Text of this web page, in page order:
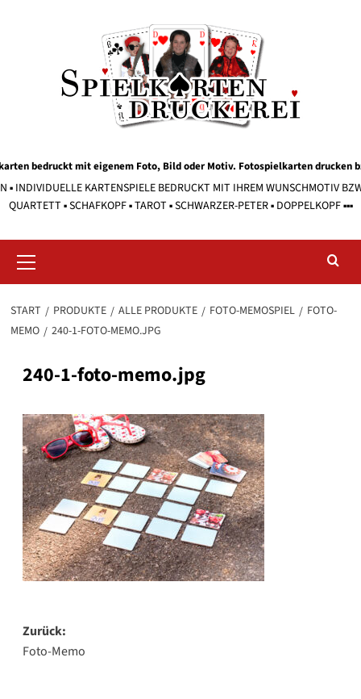
bedruckt mit eigenem Foto, Bild oder Motiv. Fotospielkarten drucken
▪ INDIVIDUELLE KARTENSPIELE BEDRUCKT MIT IHREM WUNSCHMOTIV
QUARTETT ▪ SCHAFKOPF ▪ TAROT ▪ SCHWARZER-PETER ▪ DOPPELKOPF ▪▪▪
Menü
START PRODUKTE ALLE PRODUKTE FOTO-MEMOSPIEL
FOTO-
MEMO
240-1-FOTO-MEMO.JPG
240-1-foto-memo.jpg
Beitragsnavigation
Zurück:
Foto-Memo